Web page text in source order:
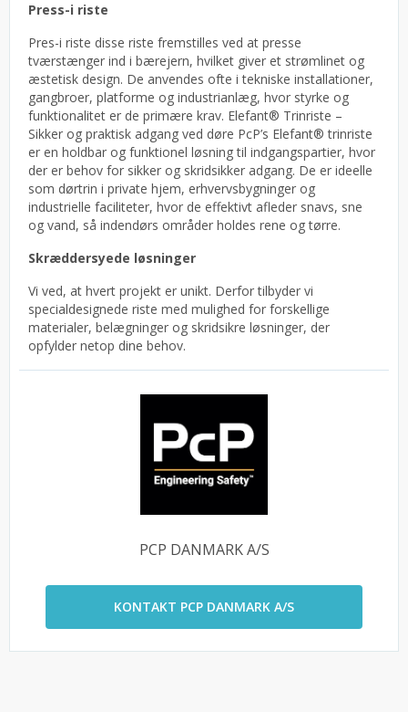
Press-i riste
Pres-i riste disse riste fremstilles ved at presse
tværstænger ind i bærejern, hvilket giver et strømlinet og
æstetisk design. De anvendes ofte i tekniske installationer,
gangbroer, platforme og industrianlæg, hvor styrke og
funktionalitet er de primære krav. Elefant® Trinriste –
Sikker og praktisk adgang ved døre PcP’s Elefant® trinriste
er en holdbar og funktionel løsning til indgangspartier, hvor
der er behov for sikker og skridsikker adgang. De er ideelle
som dørtrin i private hjem, erhvervsbygninger og
industrielle faciliteter, hvor de effektivt afleder snavs, sne
og vand, så indendørs områder holdes rene og tørre.
Skræddersyede løsninger
Vi ved, at hvert projekt er unikt. Derfor tilbyder vi
specialdesignede riste med mulighed for forskellige
materialer, belægninger og skridsikre løsninger, der
opfylder netop dine behov.
PCP DANMARK A/S
KONTAKT PCP DANMARK A/S